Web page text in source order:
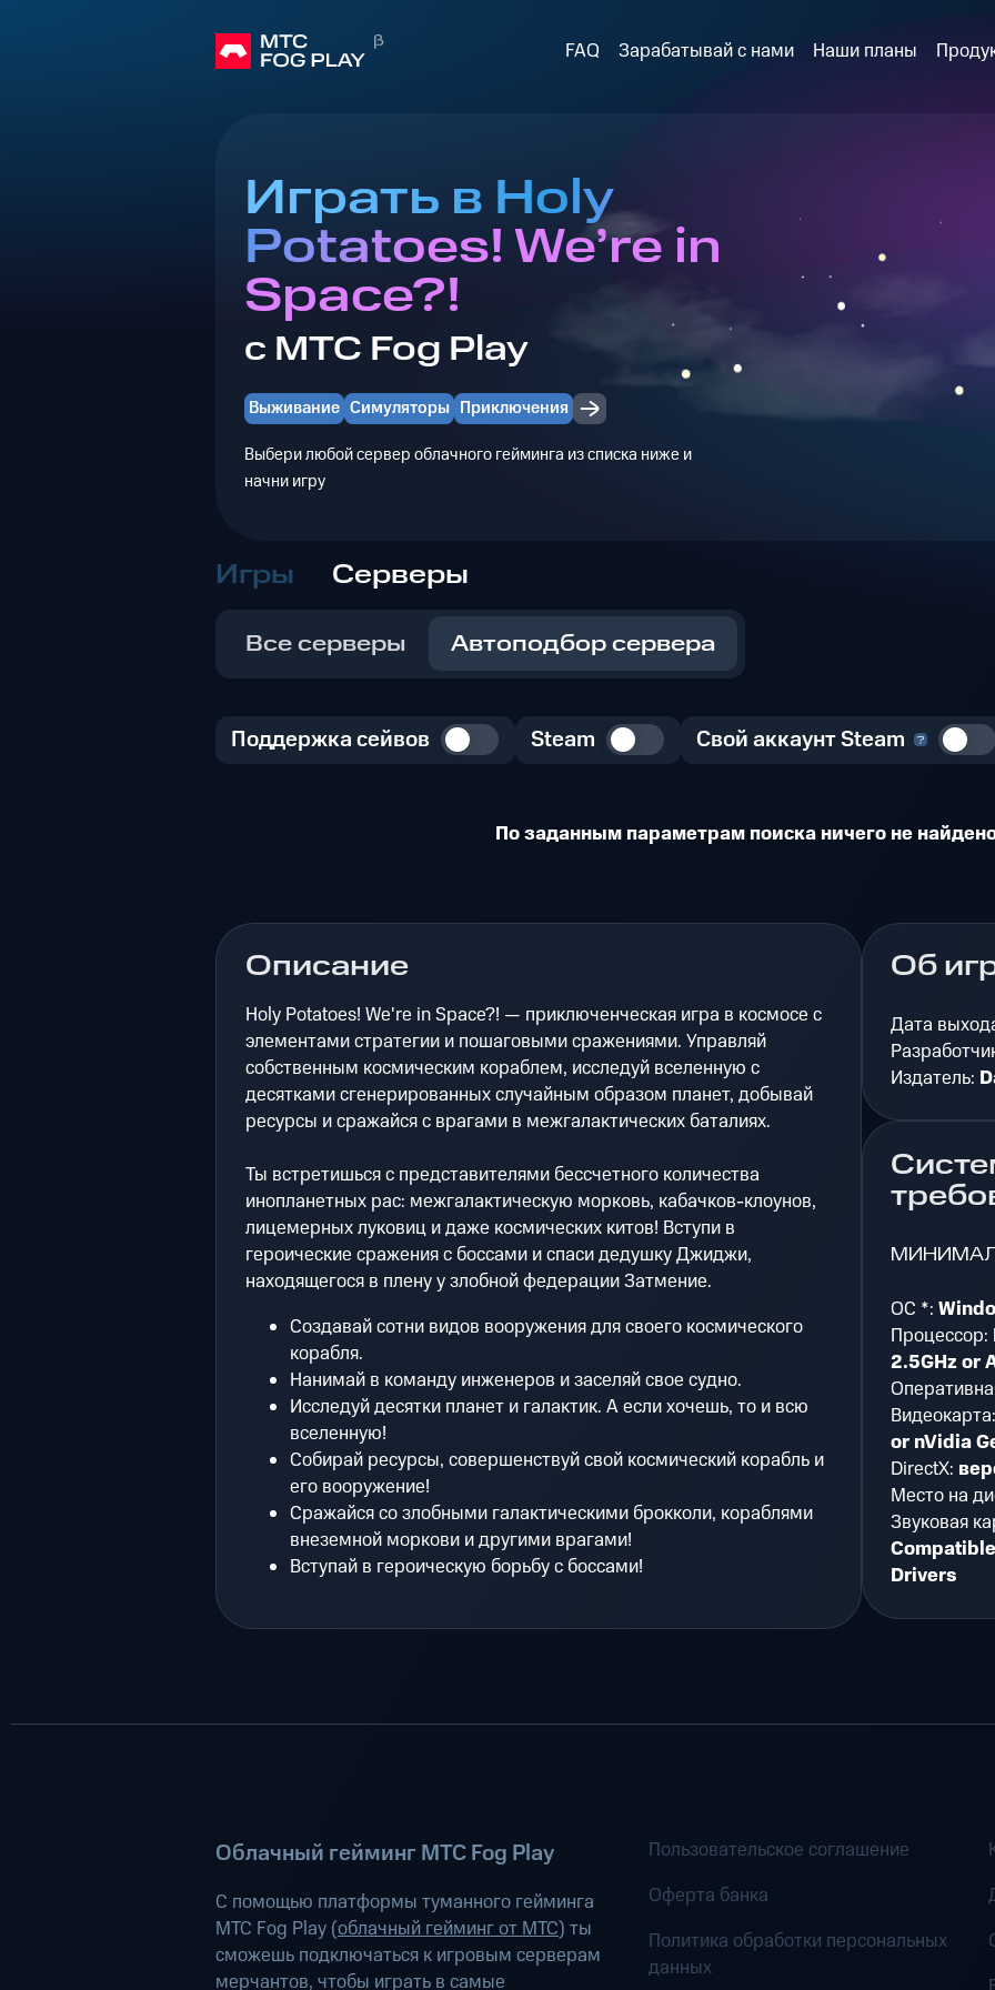
FAQ Зарабатывай с нами Наши планы
Играть в Holy
Potatoes! We’re in
Space?!
с МТС Fog Play
Выживание Симуляторы Приключения
Выбери любой сервер облачного гейминга из списка ниже и
начни игру
Игры Серверы
Все серверы Автоподбор сервера
Поддержка сейвов Steam Свой аккаунт Steam
По заданным параметрам поиска ничего не
Описание
Holy Potatoes! We're in Space?! — приключенческая игра в космосе с
элементами стратегии и пошаговыми сражениями. Управляй
собственным космическим кораблем, исследуй вселенную с
десятками сгенерированных случайным образом планет, добывай
ресурсы и сражайся с врагами в межгалактических баталиях.
Ты встретишься с представителями бессчетного количества
инопланетных рас: межгалактическую морковь, кабачков-клоунов,
лицемерных луковиц и даже космических китов! Вступи в
героические сражения с боссами и спаси дедушку Джиджи,
находящегося в плену у злобной федерации Затмение.
Создавай сотни видов вооружения для своего космического
корабля.
Нанимай в команду инженеров и заселяй свое судно.
Исследуй десятки планет и галактик. А если хочешь, то и всю
вселенную!
Собирай ресурсы, совершенствуй свой космический корабль и
его вооружение!
Сражайся со злобными галактическими брокколи, кораблями
внеземной моркови и другими врагами!
Вступай в героическую борьбу с боссами!
Об
Дата
Издатель:
ОС *:
Процессор:
2.5GHz or
or nVidia
DirectX:
Место на
Звуковая
Drivers
Облачный гейминг МТС Fog Play
С помощью платформы туманного гейминга
МТС Fog Play (облачный гейминг от МТС) ты
сможешь подключаться к игровым серверам
мерчантов, чтобы играть в самые
Пользовательское соглашение
Оферта банка
Политика обработки персональных
данных